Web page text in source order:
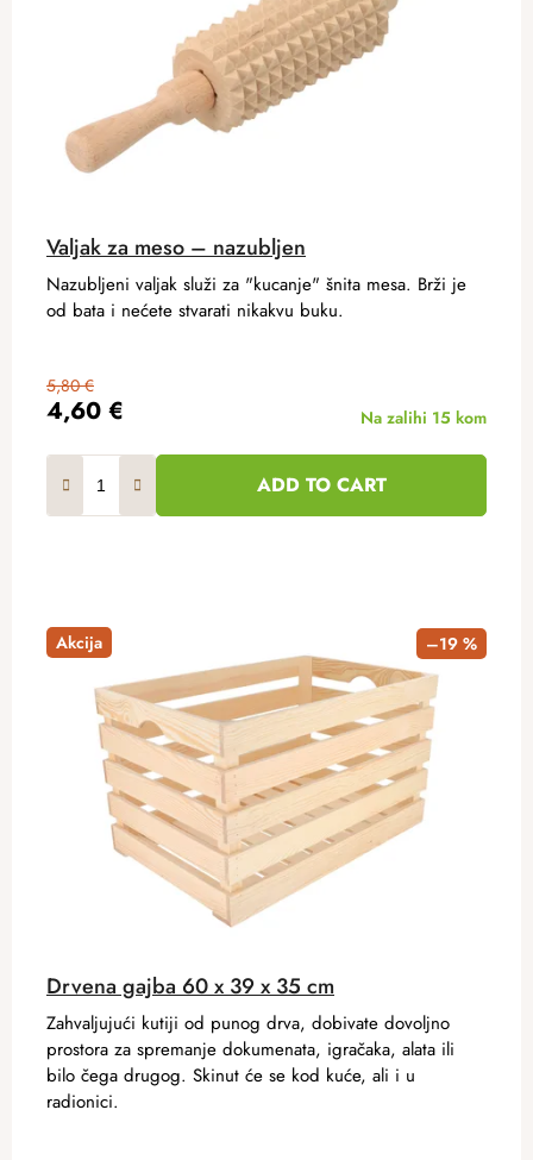
Valjak za meso – nazubljen
4,60 €
5,80 €
Na zalihi 15 kom
ADD TO CART
Nazubljeni valjak služi za "kucanje" šnita mesa. Brži je
od bata i nećete stvarati nikakvu buku.
Akcija –19 %
Drvena gajba 60 x 39 x 35 cm
Zahvaljujući kutiji od punog drva, dobivate dovoljno
prostora za spremanje dokumenata, igračaka, alata ili
bilo čega drugog. Skinut će se kod kuće, ali i u
radionici.